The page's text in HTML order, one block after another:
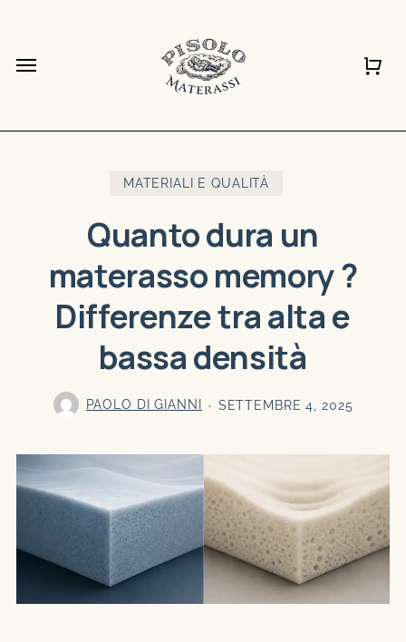
contenuto
Menu
MATERIALI E QUALITÀ
Quanto dura un
materasso memory ?
Differenze tra alta e
bassa densità
PAOLO DI GIANNI SETTEMBRE 4, 2025
Quick